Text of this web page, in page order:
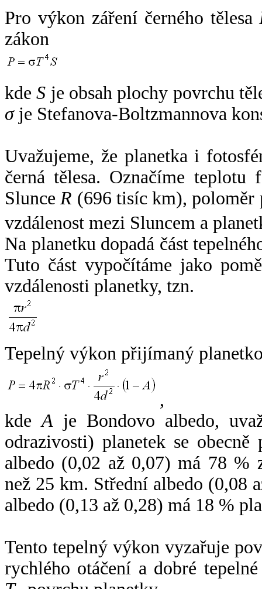
Pro výkon záření černého tělesa
zákon
kdeS je obsah plochy povrchu
σje Stefanova-Boltzmannova
Uvažujeme, že planetka i
černá tělesa. Označíme
SlunceR (696 tisíc km),
vzdálenost mezi Sluncem a
Na planetku dopadá část
Tuto část vypočítáme jako
vzdálenosti planetky, tzn.
Tepelný výkon přijímaný
,
kdeA je Bondovo albedo,
odrazivosti) planetek se
albedo (0,02 až 0,07) má 78 %
než 25 km. Střední albedo (0,08
albedo (0,13 až 0,28) má 18 %
Tento tepelný výkon vyzařuje
rychlého otáčení a dobré